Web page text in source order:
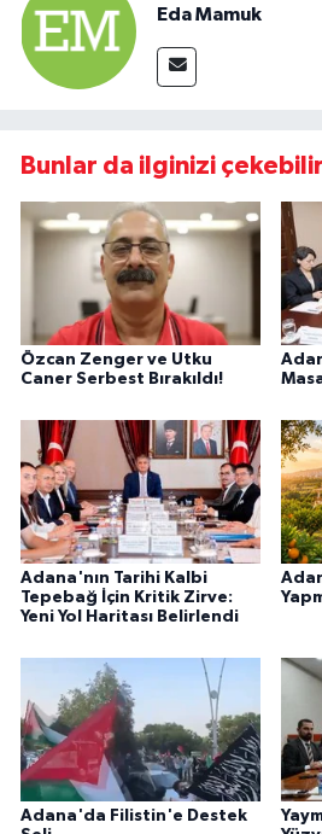
Eda Mamuk
Bunlar da ilginizi çekebilir
Özcan Zenger ve Utku
Caner Serbest Bırakıldı!
Adana'nın Tarihi Kalbi
Tepebağ İçin Kritik Zirve:
Yeni Yol Haritası Belirlendi
Adana'da Filistin'e Destek